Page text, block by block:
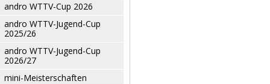
andro WTTV-Cup 2026
andro WTTV-Jugend-Cup
2025/26
andro WTTV-Jugend-Cup
2026/27
mini-Meisterschaften